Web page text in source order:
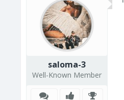
saloma-3
Well-Known Member